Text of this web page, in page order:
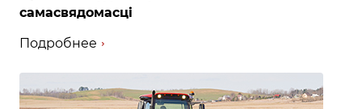
самасвядомасці
Подробнее